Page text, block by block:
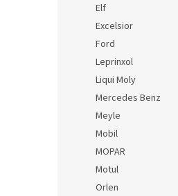
Elf
Excelsior
Ford
Leprinxol
Liqui Moly
Mercedes Benz
Meyle
Mobil
MOPAR
Motul
Orlen